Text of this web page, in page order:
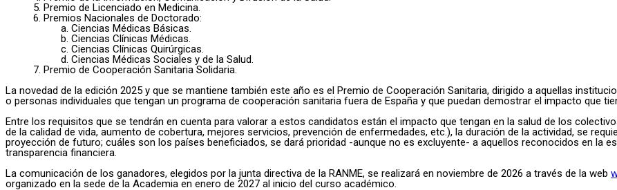
5. Premio de Licenciado en Medicina.
6. Premios Nacionales de Doctorado:
a. Ciencias Médicas Básicas.
b. Ciencias Clínicas Médicas.
c. Ciencias Clínicas Quirúrgicas.
d. Ciencias Médicas Sociales y de la Salud.
7. Premio de Cooperación Sanitaria Solidaria.
La novedad de la edición 2025 y que se mantiene también este año es el Premio de Cooperación Sanitaria, dirigido a aquellas
o personas individuales que tengan un programa de cooperación sanitaria fuera de España y que puedan demostrar el impacto que
Entre los requisitos que se tendrán en cuenta para valorar a estos candidatos están el impacto que tengan en la salud de los
de la calidad de vida, aumento de cobertura, mejores servicios, prevención de enfermedades, etc.), la duración de la actividad, se
proyección de futuro; cuáles son los países beneficiados, se dará prioridad -aunque no es excluyente- a aquellos reconocidos en la
transparencia financiera.
La comunicación de los ganadores, elegidos por la junta directiva de la RANME, se realizará en noviembre de 2026 a través de la web
organizado en la sede de la Academia en enero de 2027 al inicio del curso académico.